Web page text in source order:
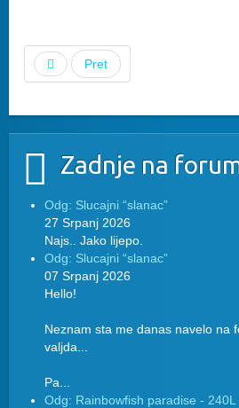
Pret
Zadnje na
Odg: Slucajni “slanac”
27 Srpanj 2026
Najs.. Jako lijepo.
Odg: Slucajni “slanac”
07 Srpanj 2026
Hello!
Neznam sta me danas navelo na
valjda...
Pa...
Odg: Rainbowfish paradise - 240L